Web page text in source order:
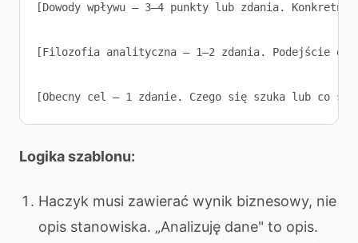
[Dowody wpływu — 3–4 punkty lub zdania.
[Filozofia analityczna — 1–2 zdania. Podejście do
Logika szablonu:
Haczyk musi zawierać wynik biznesowy, nie
opis stanowiska. „Analizuję dane" to opis.